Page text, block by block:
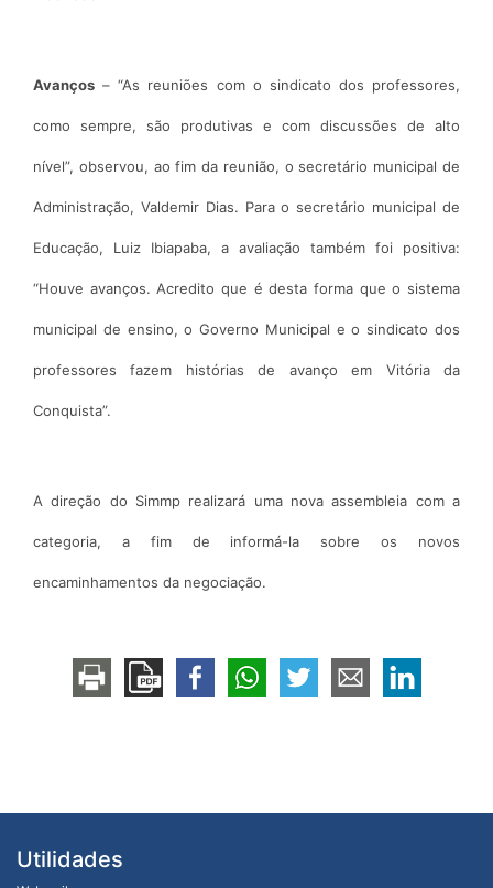
Avanços – “As reuniões com o sindicato dos professores,
como sempre, são produtivas e com discussões de alto
nível”, observou, ao fim da reunião, o secretário municipal de
Administração, Valdemir Dias. Para o secretário municipal de
Educação, Luiz Ibiapaba, a avaliação também foi positiva:
“Houve avanços. Acredito que é desta forma que o sistema
municipal de ensino, o Governo Municipal e o sindicato dos
professores fazem histórias de avanço em Vitória da
Conquista”.
A direção do Simmp realizará uma nova assembleia com a
categoria, a fim de informá-la sobre os novos
encaminhamentos da negociação.
Utilidades